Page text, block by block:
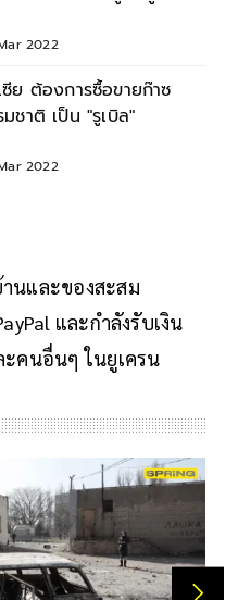
2022
ซีย ต้องการซื้อขายก๊าซ
มชาติ เป็น "รูเบิล"
2022
นและของสะสม
และกำลังรับเงิน
ะคนอื่นๆ ในยูเครน